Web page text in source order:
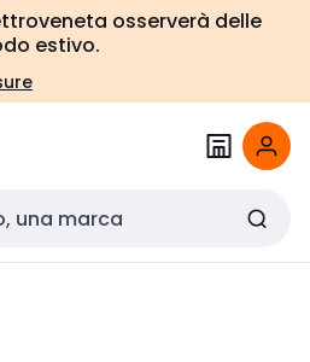
osserverà delle
estivo.